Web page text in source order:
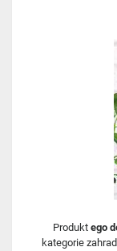
Produkt ego
kategorie